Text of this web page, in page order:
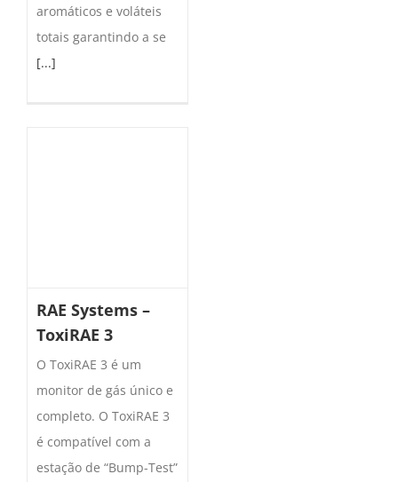
aromáticos e voláteis
totais garantindo a se
[...]
RAE Systems –
ToxiRAE 3
O ToxiRAE 3 é um
monitor de gás único e
completo. O ToxiRAE 3
é compatível com a
estação de “Bump-Test”